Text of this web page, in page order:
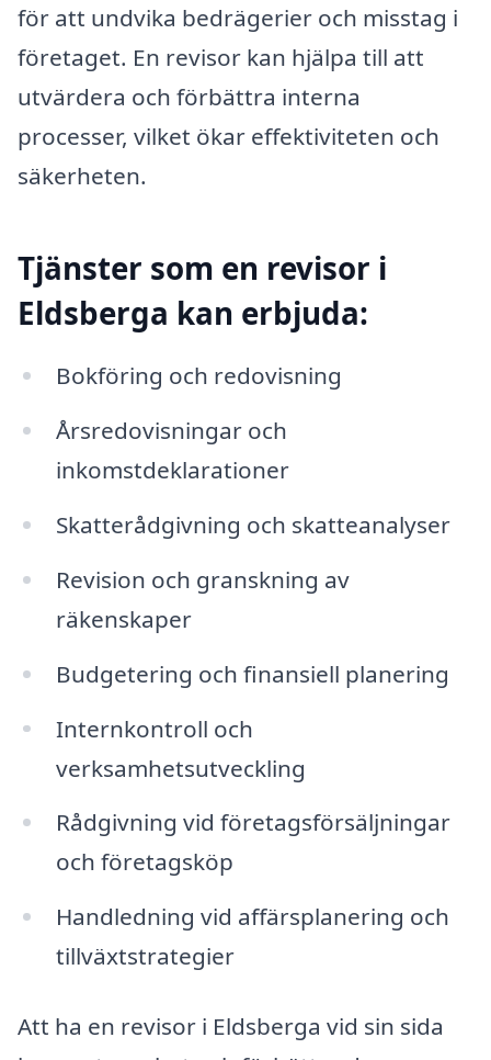
för att undvika bedrägerier och misstag i
företaget. En revisor kan hjälpa till att
utvärdera och förbättra interna
processer, vilket ökar effektiviteten och
säkerheten.
Tjänster som en revisor i
Eldsberga kan erbjuda:
Bokföring och redovisning
Årsredovisningar och
inkomstdeklarationer
Skatterådgivning och skatteanalyser
Revision och granskning av
räkenskaper
Budgetering och finansiell planering
Internkontroll och
verksamhetsutveckling
Rådgivning vid företagsförsäljningar
och företagsköp
Handledning vid affärsplanering och
tillväxtstrategier
Att ha en revisor i Eldsberga vid sin sida